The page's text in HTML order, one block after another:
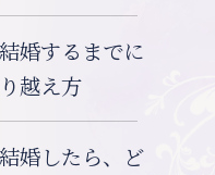
婚するまでに
越え方
婚したら、ど